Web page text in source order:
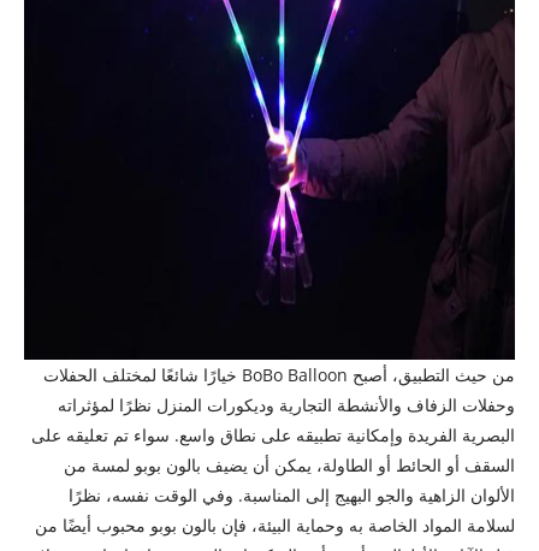
من حيث التطبيق، أصبح BoBo Balloon خيارًا شائعًا لمختلف الحفلات
وحفلات الزفاف والأنشطة التجارية وديكورات المنزل نظرًا لمؤثراته
البصرية الفريدة وإمكانية تطبيقه على نطاق واسع. سواء تم تعليقه على
السقف أو الحائط أو الطاولة، يمكن أن يضيف بالون بوبو لمسة من
الألوان الزاهية والجو البهيج إلى المناسبة. وفي الوقت نفسه، نظرًا
لسلامة المواد الخاصة به وحماية البيئة، فإن بالون بوبو محبوب أيضًا من